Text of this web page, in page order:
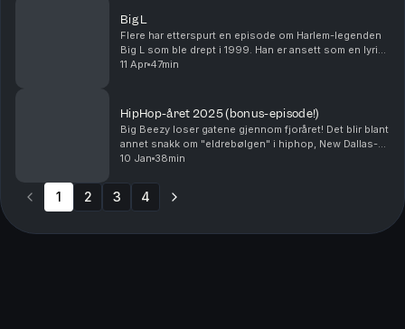
Big L
Flere har etterspurt en episode om Harlem-legenden
Big L som ble drept i 1999. Han er ansett som en lyrisk
legende og hadde et arsenal av komplekse rim og
11 Apr 47min
HipHop-året 2025 (bonus-episode!)
Big Beezy loser gatene gjennom fjoråret! Det blir blant
annet snakk om "eldrebølgen" i hiphop, New Dallas-
bølgen, AI-musikk på listene og polsk rap. Til slutt får
10 Jan 38min
1 2 3 4